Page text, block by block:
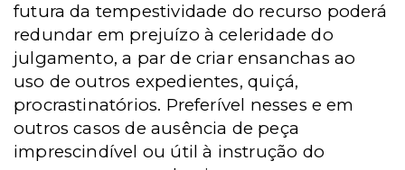
futura da tempestividade do recurso poderá
redundar em prejuízo à celeridade do
julgamento, a par de criar ensanchas ao
uso de outros expedientes, quiçá,
procrastinatórios. Preferível nesses e em
outros casos de ausência de peça
imprescindível ou útil à instrução do